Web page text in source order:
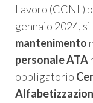
Lavoro (CCNL)
gennaio 2024,
mantenimento
personale ATA
obbligatorio